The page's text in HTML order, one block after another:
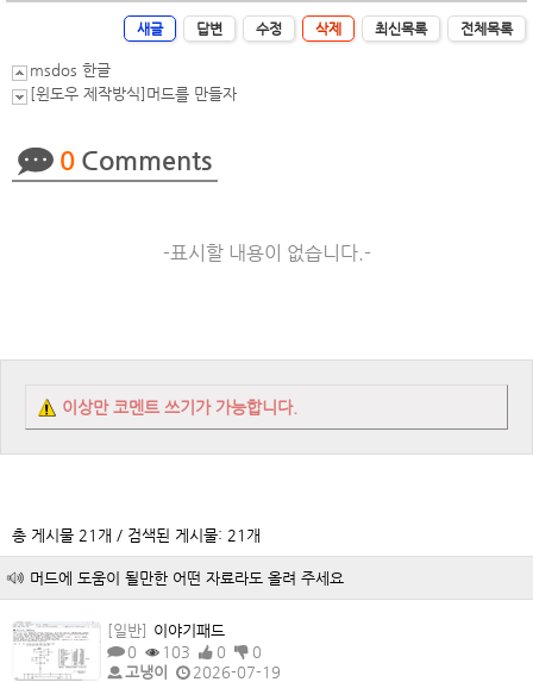
새글 답변 수정 삭제 최신목록 전체목록
msdos 한글
[윈도우 제작방식]머드를 만들자
0 Comments
-표시할 내용이 없습니다.-
이상만 코멘트 쓰기가 가능합니다.
총 게시물 21개 / 검색된 게시물: 21개
머드에 도움이 될만한 어떤 자료라도 올려 주세요
[일반] 이야기패드
0
103 0
0
고냉이
2026-07-19